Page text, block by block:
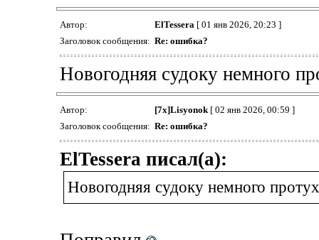
Автор: ElTessera [ 01 янв 2026, 20:23 ]
Заголовок сообщения: Re: ошибка?
Новогодняя судоку немного
Автор: [7x]Lisyonok[ 02 янв 2026, 00:59 ]
Заголовок сообщения: Re: ошибка?
ElTessera писал(а):
Новогодняя судоку немного